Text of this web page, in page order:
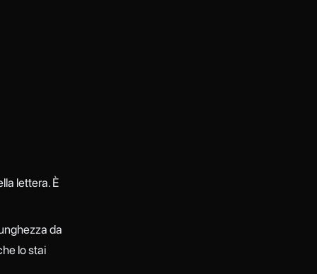
lettera. È
da
lo stai